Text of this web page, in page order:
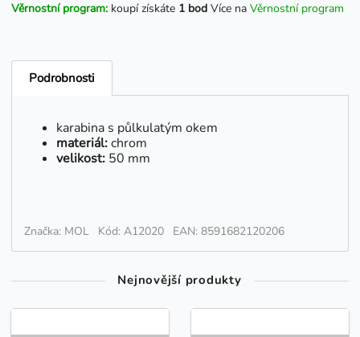
Věrnostní program: koupí získáte 1 bod Více na Věrnostní program
Podrobnosti
karabina s půlkulatým okem
materiál:chrom
velikost: 50 mm
Značka: MOL Kód: A12020 EAN: 8591682120206
Nejnovější produkty